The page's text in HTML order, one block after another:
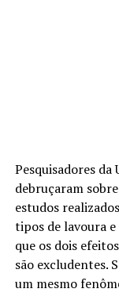
Pesquisadores da
debruçaram
estudos
tipos de lavoura
que os dois
são excludentes.
um mesmo